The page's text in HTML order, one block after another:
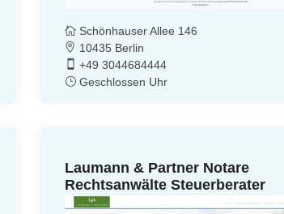
Schönhauser Allee 146
10435 Berlin
+49 3044684444
Geschlossen Uhr
Laumann & Partner Notare
Rechtsanwälte Steuerberater